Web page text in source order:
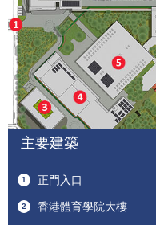
正
門
入
口
港
體
育
學
院
大
樓
賽
艇
中
新
設
施
大
游
泳
館
（
際
主要建築
1 正門入口
2 香港體育學院大樓